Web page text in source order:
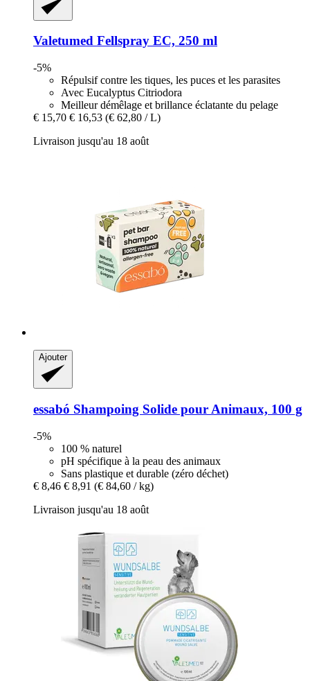
Valetumed Fellspray EC, 250 ml
-5%
Répulsif contre les tiques, les puces et les parasites
Avec Eucalyptus Citriodora
Meilleur démêlage et brillance éclatante du pelage
€ 15,70 € 16,53 (€ 62,80 / L)
Livraison jusqu'au 18 août
Ajouter
essabó Shampoing Solide pour Animaux, 100 g
-5%
100 % naturel
pH spécifique à la peau des animaux
Sans plastique et durable (zéro déchet)
€ 8,46 € 8,91 (€ 84,60 / kg)
Livraison jusqu'au 18 août